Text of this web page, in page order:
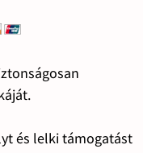
és lelki támogatást